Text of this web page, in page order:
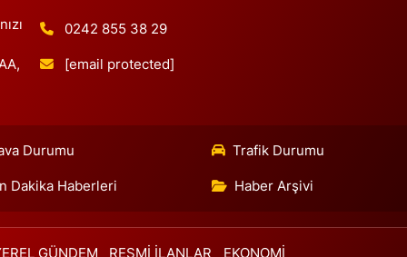
0242 855 38 29
[email protected]
Durumu Trafik Durumu
Dakika Haberleri Haber Arşivi
GÜNDEM RESMİ İLANLAR EKONOMİ